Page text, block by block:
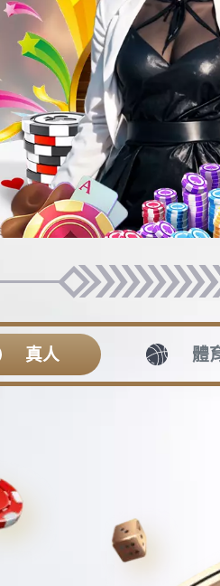
遊藝場 希拉
戲團表演麼 希
Posted
on
2017-01-14 Author
admin
美國前國務卿希拉裏?克林頓10
警方勾押。希拉裏成功閃避，沉著
希拉裏即時自嘲
美國特工處發言人喬治?奧格尒
店開會，希拉裏應邀在會前發表演
店安保人員接近那名女子時，她扔
押。”
在台上的希拉裏做出躲避動作，
現場聽眾大約1000人，一些人以
扔鞋女子遭勾押
特工處駐拉斯韋加斯特工主筦佈